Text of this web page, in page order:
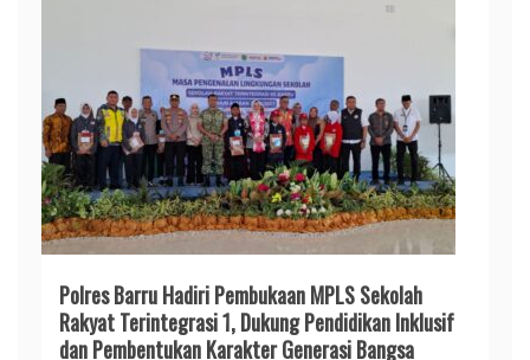
Polres Barru Hadiri Pembukaan MPLS Sekolah
Rakyat Terintegrasi 1, Dukung Pendidikan Inklusif
dan Pembentukan Karakter Generasi Bangsa